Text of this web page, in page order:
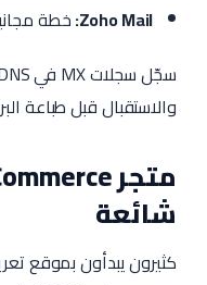
Zoho Mail: خطة
والاستقبال قبل طباعة
شائعة
كثيرون يبدأون بموقع